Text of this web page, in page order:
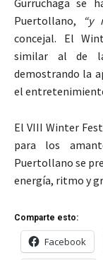
Gurruchaga se
Puertollano,
“y
concejal. El
similar al de
demostrando la
el
El VIII Winter
para los
Puertollano se
energía, ritmo y
Comparte esto:
Facebook